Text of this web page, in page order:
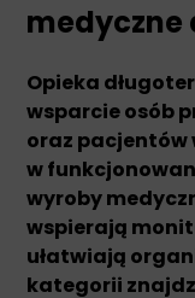
medyczne
Opieka
wsparcie osób
oraz pacjentów
w
wyroby
wspierają
ułatwiają
kategorii